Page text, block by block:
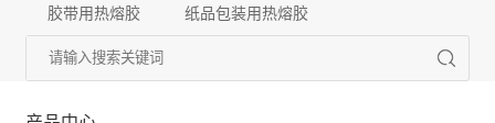
胶带用热熔胶 纸品包装用热熔胶